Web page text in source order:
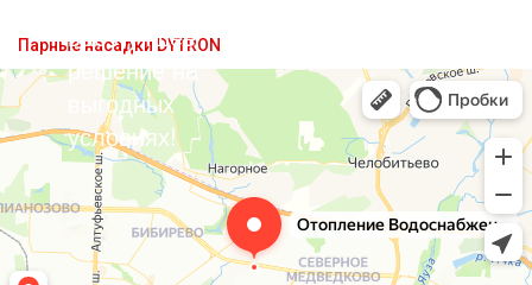
вас лучшее
решение на
выгодных
условиях!
Парные насадки DYTRON